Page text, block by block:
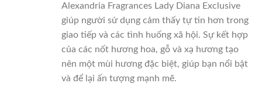
Alexandria Fragrances Lady Diana Exclusive
giúp người sử dụng cảm thấy tự tin hơn trong
giao tiếp và các tình huống xã hội. Sự kết hợp
của các nốt hương hoa, gỗ và xạ hương tạo
nên một mùi hương đặc biệt, giúp bạn nổi bật
và để lại ấn tượng mạnh mẽ.